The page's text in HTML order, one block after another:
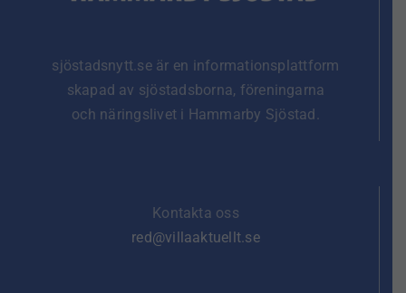
sjöstadsnytt.se är en informationsplattform
skapad av sjöstadsborna, föreningarna
och näringslivet i Hammarby Sjöstad.
Kontakta oss
red@villaaktuellt.se